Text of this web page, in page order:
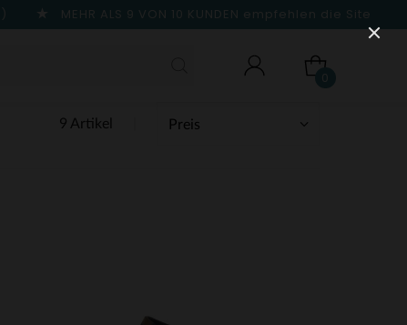
MEHR ALS 9 VON 10 KUNDEN empfehlen die Site
0
9 Artikel